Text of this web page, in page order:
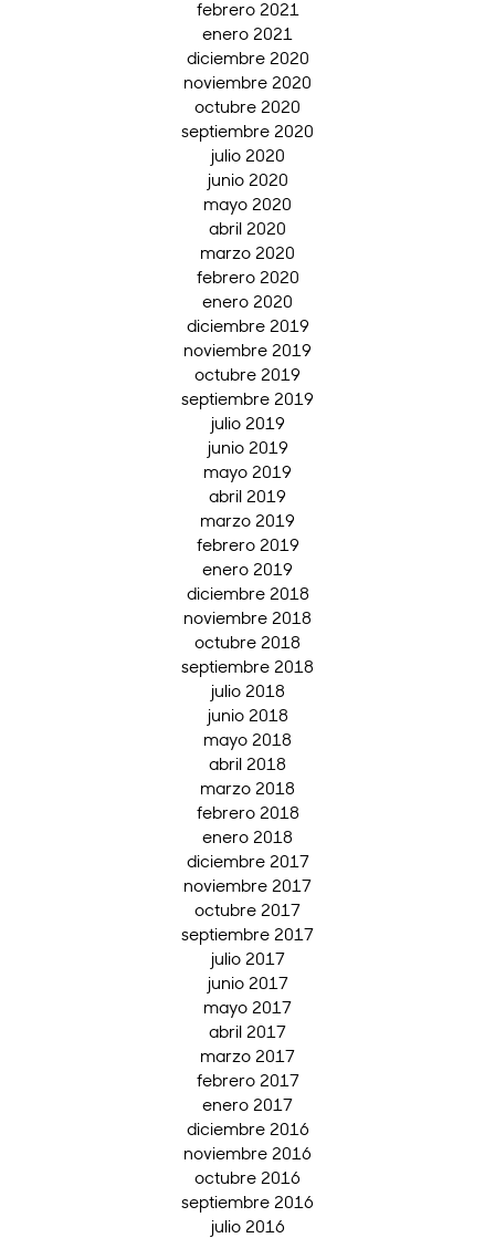
febrero 2021
enero 2021
diciembre 2020
noviembre 2020
octubre 2020
septiembre 2020
julio 2020
junio 2020
mayo 2020
abril 2020
marzo 2020
febrero 2020
enero 2020
diciembre 2019
noviembre 2019
octubre 2019
septiembre 2019
julio 2019
junio 2019
mayo 2019
abril 2019
marzo 2019
febrero 2019
enero 2019
diciembre 2018
noviembre 2018
octubre 2018
septiembre 2018
julio 2018
junio 2018
mayo 2018
abril 2018
marzo 2018
febrero 2018
enero 2018
diciembre 2017
noviembre 2017
octubre 2017
septiembre 2017
julio 2017
junio 2017
mayo 2017
abril 2017
marzo 2017
febrero 2017
enero 2017
diciembre 2016
noviembre 2016
octubre 2016
septiembre 2016
julio 2016